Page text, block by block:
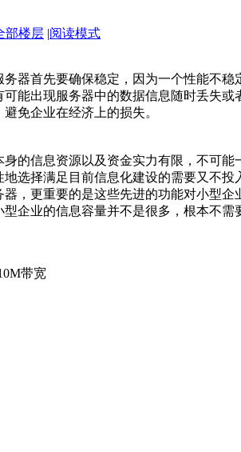
部楼层 |阅读模式
器首先要确保稳定，因为一个性能不
能出现服务器中的数据信息随时丢失
免企业在经济上的损失。
的信息资源以及资金实力有限，不可
选择满足目前信息化建设的需要又不
，更重要的是这些先进的功能对小型
企业的信息容量并不是很多，根本不
带宽